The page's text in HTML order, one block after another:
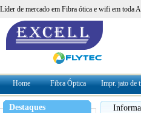
Líder de mercado em Fibra ótica e wifi em toda
Home Fibra Óptica Impr. jato de
Destaques